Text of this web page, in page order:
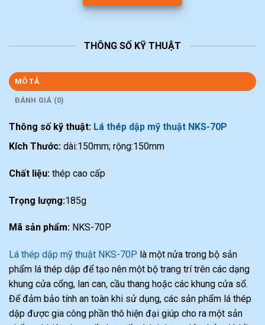
THÔNG SỐ KỸ THUẬT
MÔ TẢ
ĐÁNH GIÁ (0)
Thông số kỹ thuật: Lá thép dập mỹ thuật NKS-70P
Kích Thước: dài:150mm; rộng:150mm
Chất liệu: thép cao cấp
Trọng lượng:185g
Mã sản phẩm: NKS-70P
Lá thép dập mỹ thuật NKS-70P là một nửa trong bộ sản
phẩm lá thép dập để tạo nên một bộ trang trí trên các dạng
khung cửa cổng, lan can, cầu thang hoặc các khung cửa sổ.
Để đảm bảo tính an toàn khi sử dụng, các sản phẩm lá thép
dập được gia công phần thô hiện đại giúp cho ra một sản